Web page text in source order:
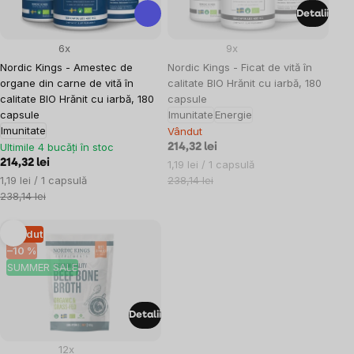
Nordic Kings - Amestec de
organe din carne de vită în
calitate BIO Hrănit cu iarbă, 180
capsule
Imunitate
6x
Ultimile 4 bucăți în stoc
214,32 lei
Evaluare
preţ:
1,19 lei / 1 capsulă
238,14 lei
Nordic Kings - Ficat de vită în
calitate BIO Hrănit cu iarbă, 180
capsule
Imunitate Energie
9x
Vândut
214,32 lei
Evaluare
preţ:
1,19 lei / 1 capsulă
238,14 lei
Detalii
SUMMER SALE
Vândut
–10 %
12x
Detalii